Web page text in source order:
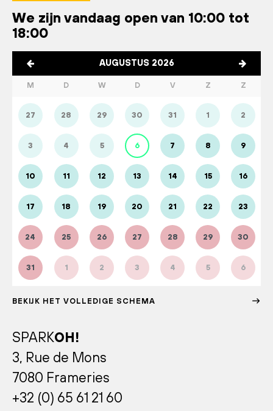
We zijn vandaag open van 10:00 tot
18:00
AUGUSTUS 2026
M D W D V Z Z
27 28 29 30 31 1 2
3 4 5 6 7 8 9
10 11 12 13 14 15 16
17 18 19 20 21 22 23
24 25 26 27 28 29 30
31 1 2 3 4 5 6
BEKIJK HET VOLLEDIGE SCHEMA
SPARKOH!
3, Rue de Mons
7080 Frameries
+32 (0) 65 61 21 60